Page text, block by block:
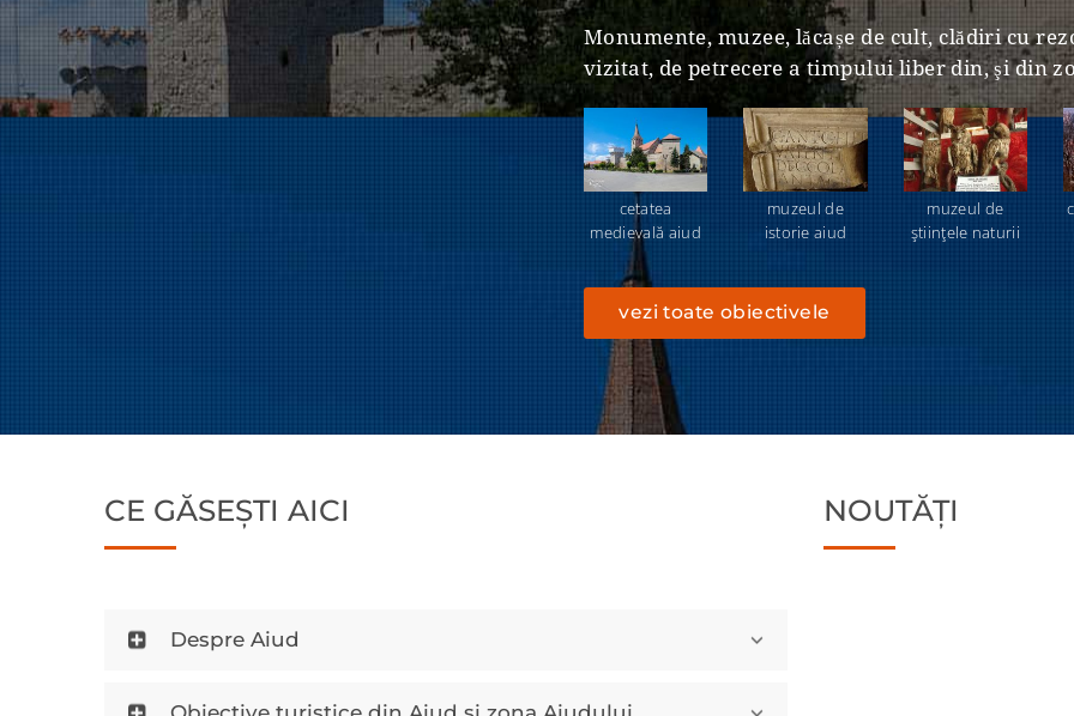
Monumente, muzee, lăcașe de cult, clădiri cu
vizitat, de petrecere a timpului liber din, şi din
cetatea
medievală aiud
muzeul de
istorie aiud
muzeul de
ştiinţele naturii
vezi toate obiectivele
CE GĂSEȘTI AICI
Despre Aiud
NOUTĂȚI